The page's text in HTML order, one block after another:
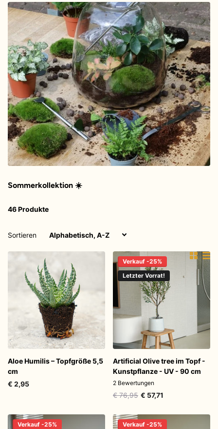
Sommerkollektion ☀️
46 Produkte
Sortieren
Aloe Humilis – Topfgröße 5,5
cm
€ 2,95
Verkauf -25%
Letzter Vorrat!
Artificial Olive tree im Topf -
Kunstpflanze - UV - 90 cm
2 Bewertungen
€ 76,95 € 57,71
Verkauf -25% Verkauf -25%